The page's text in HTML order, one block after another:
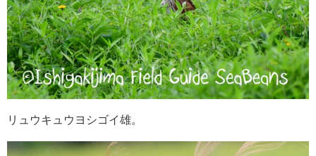
リュウキュウヨシゴイ雄。